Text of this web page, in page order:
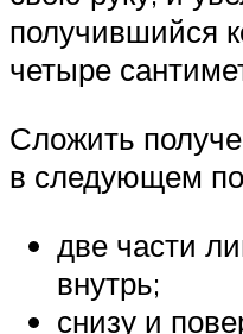
получившийся
четыре
Сложить
в следующем
две части
внутрь;
снизу и